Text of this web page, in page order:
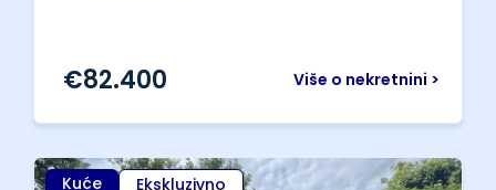
Više o nekretnini >
€82.400
Kuće Ekskluzivno